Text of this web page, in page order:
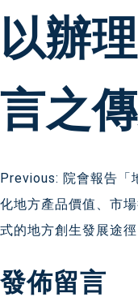
以辦
言之
文
章
導
Previous: 院會報告「
化地方產品價值、市
式的地方創生發展途
發佈留言